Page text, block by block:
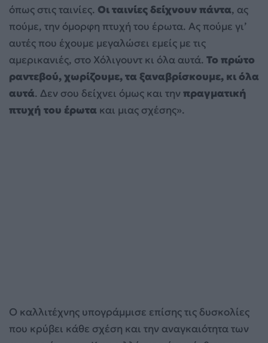
όπως στις ταινίες. Οι ταινίες δείχνουν πάντα, ας
πούμε, την όμορφη πτυχή του έρωτα. Ας πούμε γι’
αυτές που έχουμε μεγαλώσει εμείς με τις
αμερικανιές, στο Χόλιγουντ κι όλα αυτά. Το πρώτο
ραντεβού, χωρίζουμε, τα ξαναβρίσκουμε, κι όλα
αυτά. Δεν σου δείχνει όμως και τηνπραγματική
πτυχή του έρωτα και μιας σχέσης».
Ο καλλιτέχνης υπογράμμισε επίσης τις δυσκολίες
που κρύβει κάθε σχέση και την αναγκαιότητα των